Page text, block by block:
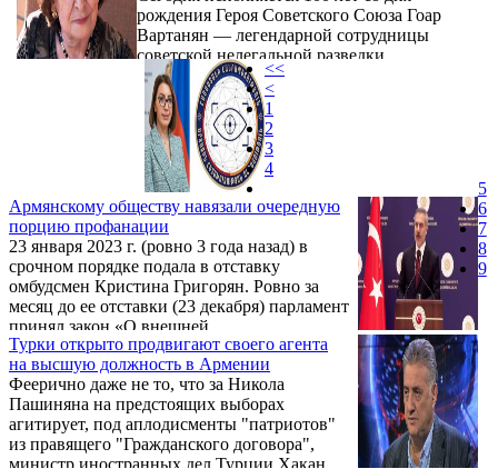
рождения Героя Советского Союза Гоар
Вартанян — легендарной сотрудницы
советской нелегальной разведки.
Воспоминания о ней опубликовало
посольство России в Армении.
Армянскому обществу навязали очередную
порцию профанации
23 января 2023 г. (ровно 3 года назад) в
срочном порядке подала в отставку
омбудсмен Кристина Григорян. Ровно за
месяц до ее отставки (23 декабря) парламент
принял закон «О внешней
разведывательной деятельности и о Службе
внешней разведки». 30 декабря документ
подписал президент, 31 декабря 2023 г. он
вступил в силу.
Турки открыто продвигают своего агента
на высшую должность в Армении
Феерично даже не то, что за Никола
Пашиняна на предстоящих выборах
агитирует, под аплодисменты "патриотов"
из правящего "Гражданского договора",
министр иностранных дел Турции Хакан
<<
<
1
2
3
4
5
6
7
8
9